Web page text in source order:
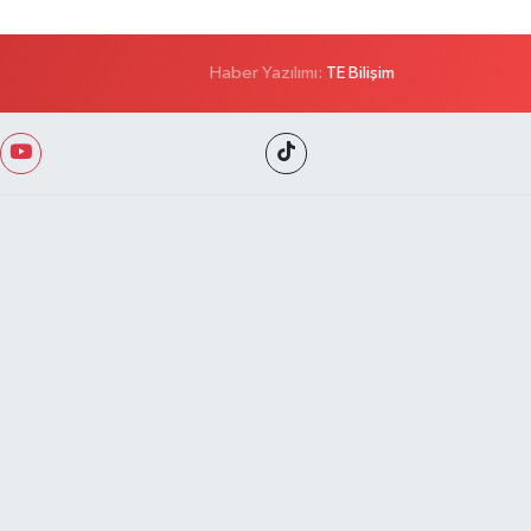
Haber Yazılımı: TE Bilişim